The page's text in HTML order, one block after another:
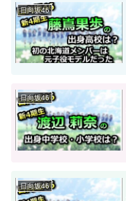
日向坂46
日向坂46
日向坂46